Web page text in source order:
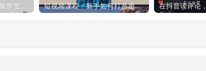
夜草与千里马素人短视频带货集训营，薛辉团队价值599元 短视频课程：新手如何打造垂直账号，教你标准流程搭建基础账号（录播+直播）